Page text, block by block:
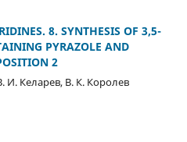
8. SYNTHESIS OF 3,5-
PYRAZOLE AND
2
И. Келарев, В. К. Королев